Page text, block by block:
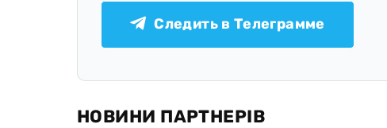
Следить в Телеграмме